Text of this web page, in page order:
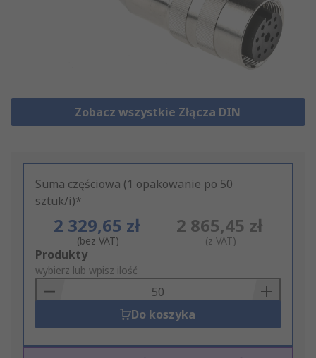
Zobacz wszystkie Złącza DIN
Suma częściowa (1 opakowanie po 50
sztuk/i)*
2 329,65 zł
(bez VAT)
2 865,45 zł
(z VAT)
Add
to
Basket
Produkty
wybierz lub wpisz ilość
Do koszyka